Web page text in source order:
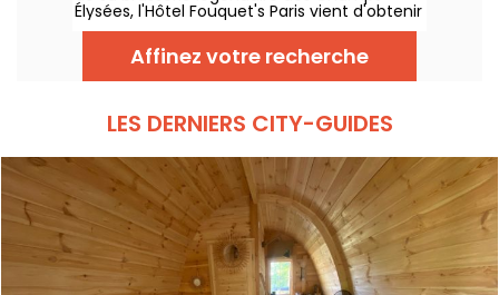
Élysées, l'Hôtel Fouquet's Paris vient d'obtenir
en 2026 le label Palace décerné par Atout
France, rejoignant le cercle très fermé des
33 établissements d'exception en France. Si
vous ne le connaissez pas, on vous dit tout
Affinez votre recherche
LES DERNIERS CITY-GUIDES